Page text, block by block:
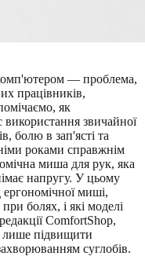
комп'ютером — проблема,
працівників,
як
звичайної
болю в зап'ясті та
роками справжнім
миша для рук, яка
напругу. У цьому
миші,
болях, і які моделі
ComfortShop,
лише підвищити
суглобів.